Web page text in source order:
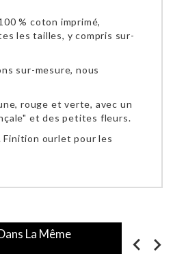
% coton imprimé,
les tailles, y compris sur-
sur-mesure, nous
rouge et verte, avec un
et des petites fleurs.
Finition ourlet pour les
La Même